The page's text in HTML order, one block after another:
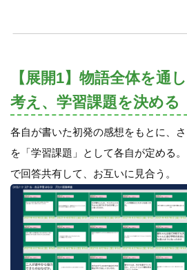
【展開1】物語全体を通
考え、学習課題を決める
各自が書いた初発の感想をもとに、
を「学習課題」として各自が定める
で回答共有して、お互いに見合う。